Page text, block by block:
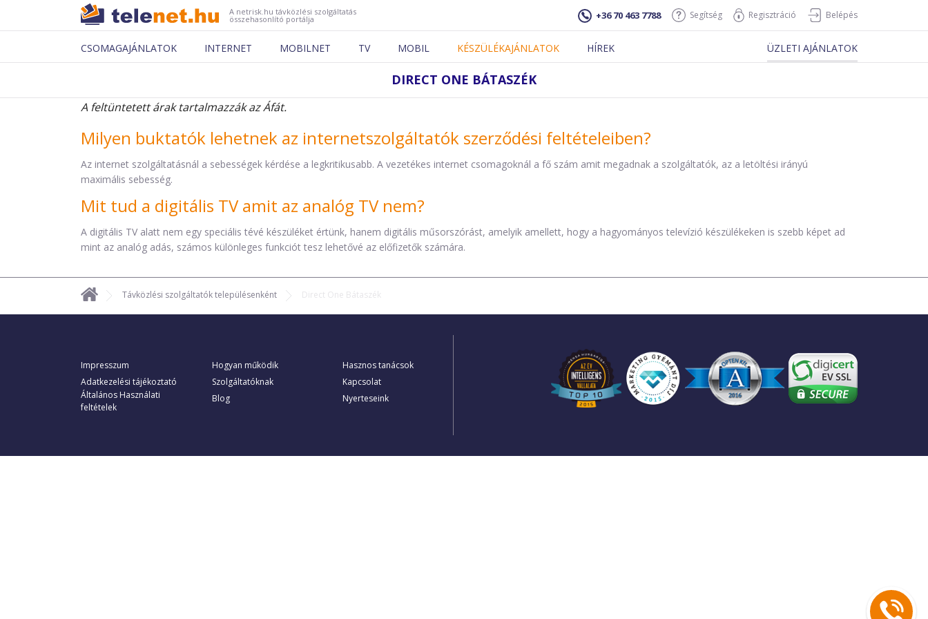
A netrisk.hu távközlési szolgáltatás
összehasonlító portálja +36 70 463 7788 Segítség Regisztráció Belépés
CSOMAGAJÁNLATOK INTERNET MOBILNET TV MOBIL KÉSZÜLÉKAJÁNLATOK HÍREK ÜZLETI AJÁNLATOK
DIRECT ONE BÁTASZÉK
A feltüntetett árak tartalmazzák az Áfát.
Milyen buktatók lehetnek az internetszolgáltatók szerződési feltételeiben?
Az internet szolgáltatásnál a sebességek kérdése a legkritikusabb. A vezetékes internet csomagoknál a fő szám amit megadnak a szolgáltatók, az a letöltési irányú
maximális sebesség.
Mit tud a digitális TV amit az analóg TV nem?
A digitális TV alatt nem egy speciális tévé készüléket értünk, hanem digitális műsorszórást, amelyik amellett, hogy a hagyományos televízió készülékeken is szebb képet ad
mint az analóg adás, számos különleges funkciót tesz lehetővé az előfizetők számára.
Távközlési szolgáltatók településenként Direct One Bátaszék
Impresszum
Adatkezelési tájékoztató
Általános Használati
feltételek
Hogyan működik
Szolgáltatóknak
Blog
Hasznos tanácsok
Kapcsolat
Nyerteseink